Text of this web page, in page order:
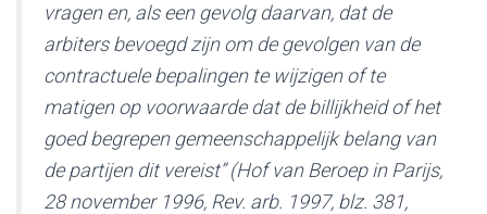
vragen en, als een gevolg daarvan, dat de
arbiters bevoegd zijn om de gevolgen van de
contractuele bepalingen te wijzigen of te
matigen op voorwaarde dat de billijkheid of het
goed begrepen gemeenschappelijk belang van
de partijen dit vereist” (Hof van Beroep in Parijs,
28 november 1996, Rev. arb. 1997, blz. 381,